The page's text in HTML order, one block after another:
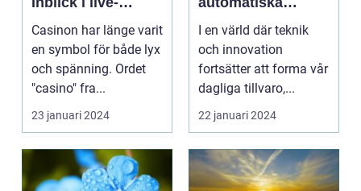
casino
Casinon har länge varit
en symbol för både lyx
och spänning. Ordet
"casino" fra...
23 januari 2024
framtid
I en värld där teknik
och innovation
fortsätter att forma vår
dagliga tillvaro,...
22 januari 2024